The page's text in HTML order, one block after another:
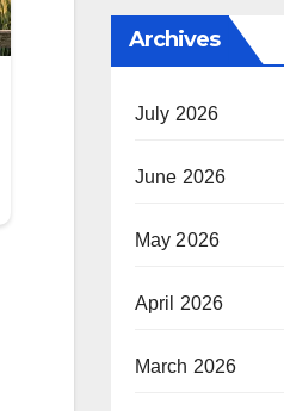
Archives
July 2026
June 2026
May 2026
April 2026
March 2026